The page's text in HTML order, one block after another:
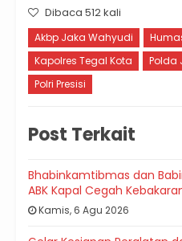
Dibaca 512 kali
Akbp Jaka Wahyudi
Kapolres Tegal Kota
Polda
Polri Presisi
Post Terkait
Bhabinkamtibmas dan
ABK Kapal Cegah
Kamis, 6 Agu 2026